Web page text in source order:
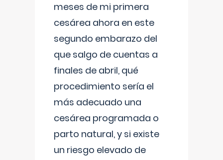
meses de mi primera
cesárea ahora en este
segundo embarazo del
que salgo de cuentas a
finales de abril, qué
procedimiento sería el
más adecuado una
cesárea programada o
parto natural, y si existe
un riesgo elevado de